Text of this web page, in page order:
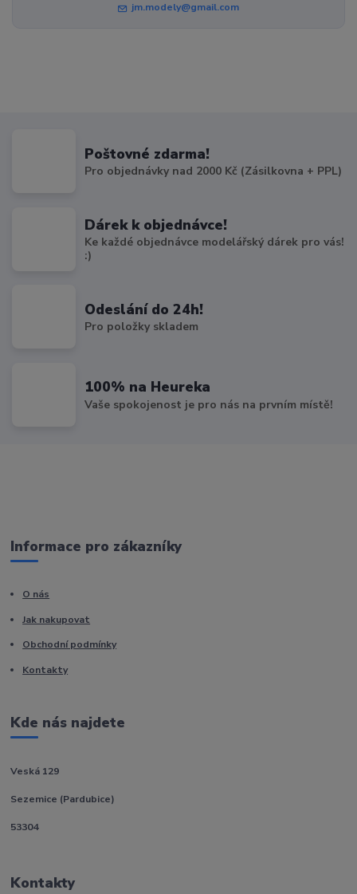
jm.modely@gmail.com
Poštovné zdarma!
Pro objednávky nad 2000 Kč (Zásilkovna + PPL)
Dárek k objednávce!
Ke každé objednávce modelářský dárek pro vás!
:)
Odeslání do 24h!
Pro položky skladem
100% na Heureka
Vaše spokojenost je pro nás na prvním místě!
Informace pro zákazníky
O nás
Jak nakupovat
Obchodní podmínky
Kontakty
Kde nás najdete
Veská 129
Sezemice (Pardubice)
53304
Kontakty